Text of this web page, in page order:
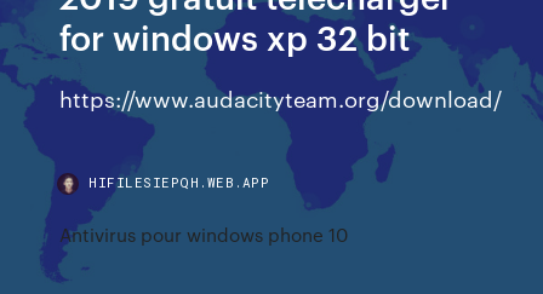
for windows xp 32 bit
https://www.audacityteam.org/download/
HIFILESIEPQH.WEB.APP
Antivirus pour windows phone 10